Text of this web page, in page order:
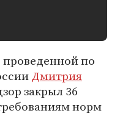
проведенной по
Дмитрия
закрыл 36
норм